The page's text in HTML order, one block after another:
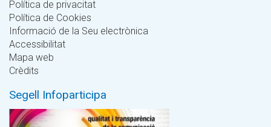
Política de privacitat
Política de Cookies
Informació de la Seu electrònica
Accessibilitat
Mapa web
Crèdits
Segell Infoparticipa